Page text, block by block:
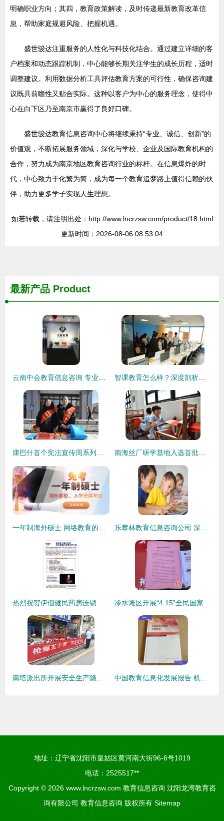
明确职业方向；其四，教育政策解读，及时传递最新教育改革信
息，帮助家庭规避风险、把握机遇。
盛世骏达注重服务的人性化与科技化结合。通过建立详细的客
户档案和动态跟踪机制，中心能够长期关注学生的成长历程，适时
调整建议。利用数据分析工具评估教育方案的可行性，确保咨询建
议既具前瞻性又贴合实际。这种以客户为中心的服务理念，使得中
心在白下区乃至南京市赢得了良好口碑。
盛世骏达教育信息咨询中心将继续秉持“专业、诚信、创新”的
价值观，不断拓展服务领域，深化与学校、企业及国际教育机构的
合作，努力成为南京地区教育咨询行业的标杆。在信息爆炸的时
代，中心致力于化繁为简，成为每一个教育追梦路上值得信赖的伙
伴，助力更多学子实现人生理想。
如若转载，请注明出处：http://www.lncrzsw.com/product/18.html
更新时间：2026-08-06 08:53:04
最新产品 Product
地址：辽宁省沈阳市皇姑区黄河南大街96-6号1019
电话：2525517**
Copyright © 2026 www.lncrzsw.com 教育信息咨询 沈阳龙湾教育咨
询有限公司 教育信息咨询 版权所有 Sitemap